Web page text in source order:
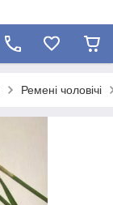
Ремені чоловічі